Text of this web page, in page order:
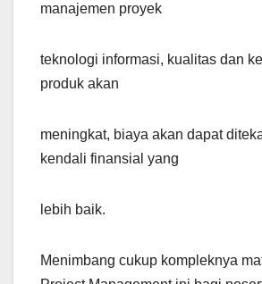
manajemen proyek
teknologi informasi, kualitas dan
produk akan
meningkat, biaya akan dapat
kendali finansial yang
lebih baik.
Menimbang cukup kompleknya